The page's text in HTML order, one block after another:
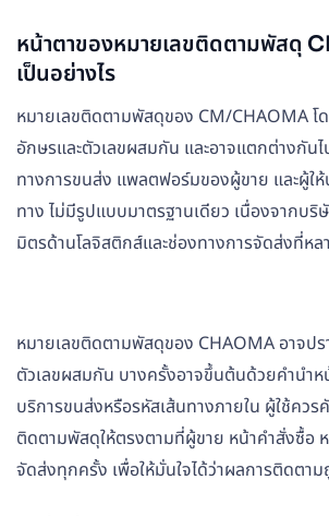
หน้าตาของหมายเลขติดตามพัสดุ
เป็นอย่างไร
หมายเลขติดตามพัสดุของ CM/CHAOMA โ
อักษรและตัวเลขผสมกัน และอาจแตกต่างกัน
ทางการขนส่ง แพลตฟอร์มของผู้ขาย และผู้ใ
ทาง ไม่มีรูปแบบมาตรฐานเดียว เนื่องจากบ
มิตรด้านโลจิสติกส์และช่องทางการจัดส่งที่หล
หมายเลขติดตามพัสดุของ CHAOMA อาจป
ตัวเลขผสมกัน บางครั้งอาจขึ้นต้นด้วยคำนำห
บริการขนส่งหรือรหัสเส้นทางภายใน ผู้ใช้คว
ติดตามพัสดุให้ตรงตามที่ผู้ขาย หน้าคำสั่งซื้อ
จัดส่งทุกครั้ง เพื่อให้มั่นใจได้ว่าผลการติดตา